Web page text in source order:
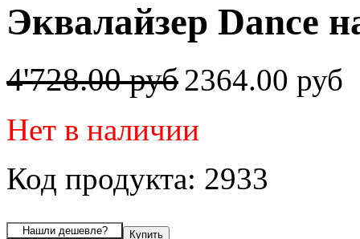
Эквалайзер Dance
4'728.00 руб2364.00 руб
Нет в наличии
Код продукта: 2933